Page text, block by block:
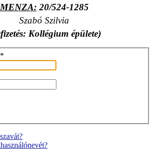
MENZA: 20/524-1285
Szabó Szilvia
Kollégium épülete)
*